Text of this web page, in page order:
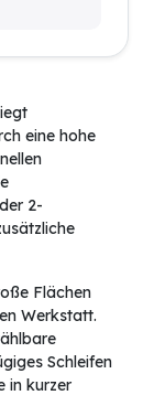
eine hohe
2-
Flächen
Werkstatt.
Schleifen
in kurzer